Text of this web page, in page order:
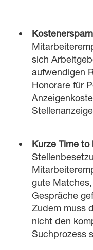
sich
aufwendigen
Honorare für
Kurze Time to
gute
Gespräche
Zudem muss
nicht den
Suchprozess